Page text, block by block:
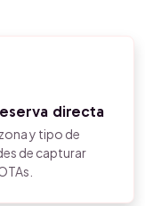
directa
y tipo de
de capturar